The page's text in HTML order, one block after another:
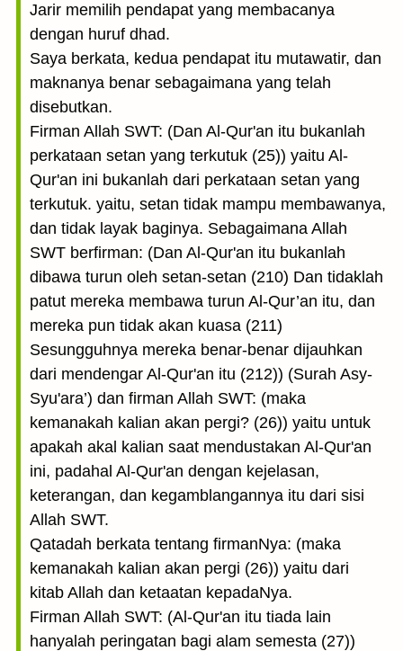
Jarir memilih pendapat yang membacanya
dengan huruf dhad.
Saya berkata, kedua pendapat itu mutawatir, dan
maknanya benar sebagaimana yang telah
disebutkan.
Firman Allah SWT: (Dan Al-Qur'an itu bukanlah
perkataan setan yang terkutuk (25)) yaitu Al-
Qur'an ini bukanlah dari perkataan setan yang
terkutuk. yaitu, setan tidak mampu membawanya,
dan tidak layak baginya. Sebagaimana Allah
SWT berfirman: (Dan Al-Qur'an itu bukanlah
dibawa turun oleh setan-setan (210) Dan tidaklah
patut mereka membawa turun Al-Qur’an itu, dan
mereka pun tidak akan kuasa (211)
Sesungguhnya mereka benar-benar dijauhkan
dari mendengar Al-Qur'an itu (212)) (Surah Asy-
Syu'ara’) dan firman Allah SWT: (maka
kemanakah kalian akan pergi? (26)) yaitu untuk
apakah akal kalian saat mendustakan Al-Qur'an
ini, padahal Al-Qur'an dengan kejelasan,
keterangan, dan kegamblangannya itu dari sisi
Allah SWT.
Qatadah berkata tentang firmanNya: (maka
kemanakah kalian akan pergi (26)) yaitu dari
kitab Allah dan ketaatan kepadaNya.
Firman Allah SWT: (Al-Qur'an itu tiada lain
hanyalah peringatan bagi alam semesta (27))